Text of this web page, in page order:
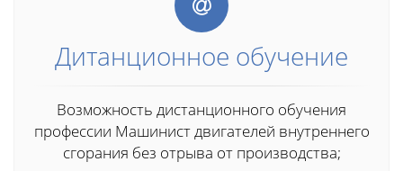
Дитанционное обучение
Возможность дистанционного обучения
профессии Машинист двигателей внутреннего
сгорания без отрыва от производства;